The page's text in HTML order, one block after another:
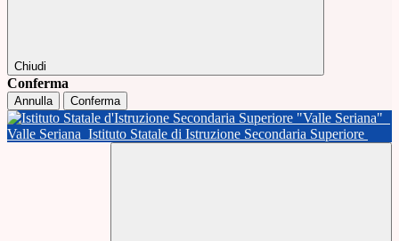
Chiudi
Conferma
Annulla Conferma
Valle Seriana Istituto Statale di Istruzione Secondaria Superiore